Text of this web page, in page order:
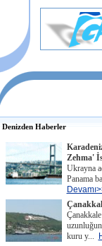
Denizden Haberler
Zehma'
Ukrayna
Panama
kuru y...